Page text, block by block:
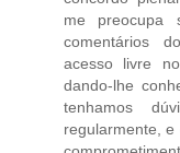
me preocupa
comentários
acesso livre
dando-lhe
tenhamos
regularmente,